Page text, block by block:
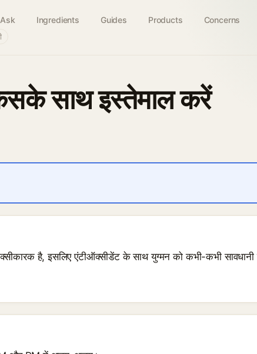
Ask Ingredients Guides Products Concerns
साथ इस्तेमाल करें
है, इसलिए एंटीऑक्सीडेंट के साथ युग्मन को कभी-कभी सावधानी